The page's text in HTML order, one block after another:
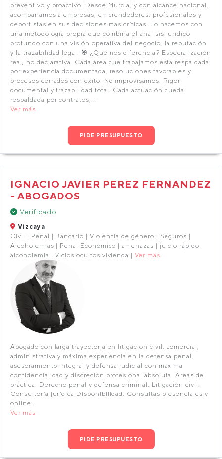
preventivo y proactivo. Desde Murcia, y con alcance nacional,
acompañamos a empresas, emprendedores, profesionales y
deportistas en sus decisiones más críticas. Lo hacemos con
una metodología propia que combina el análisis jurídico
profundo con una visión operativa del negocio, la reputación
y la trazabilidad legal. 🎯 ¿Qué nos diferencia? Especialización
real, no declarativa. Cada área que trabajamos está respaldada
por experiencia documentada, resoluciones favorables y
procesos cerrados con éxito. No improvisamos. Rigor
documental y trazabilidad total. Cada actuación queda
respaldada por contratos,...
Ver más
PIDE PRESUPUESTO
IGNACIO JAVIER PEREZ FERNANDEZ
- ABOGADOS
Verificado
Vizcaya
Civil | Penal | Bancario | Violencia de género | Seguros |
Alcoholemias | Penal Económico | amenazas | juicio rápido
alcoholemia | Vicios ocultos vivienda | Ver más
Abogado con larga trayectoria en litigación civil, comercial,
administrativa y máxima experiencia en la defensa penal,
asesoramiento integral y defensa judicial con máxima
confidencialidad y discreción profesional absoluta. Áreas de
práctica: Derecho penal y defensa criminal. Litigación civil.
Consultoría jurídica Disponibilidad: Consultas presenciales y
online.
Ver más
PIDE PRESUPUESTO